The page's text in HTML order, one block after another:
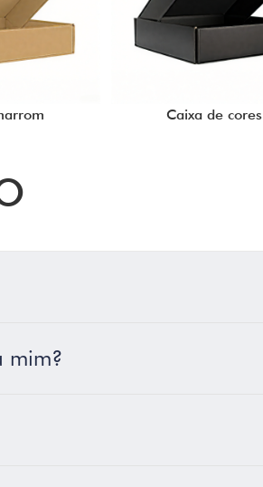
Caixa de cores
mim?